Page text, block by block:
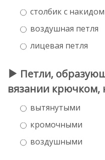
столбик с накидом
воздушная петля
лицевая петля
Петли,
вязании крючком,
вытянутыми
кромочными
воздушными